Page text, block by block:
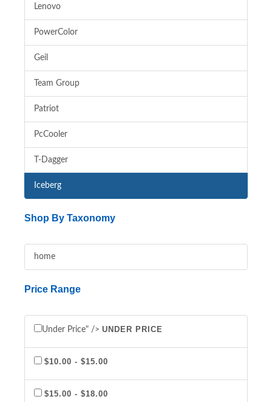
Lenovo
PowerColor
Geil
Team Group
Patriot
PcCooler
T-Dagger
Iceberg
Shop By Taxonomy
home
Price Range
Under Price" /> UNDER PRICE
$10.00 - $15.00
$15.00 - $18.00